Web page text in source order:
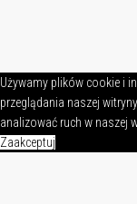
Używamy plików cookie i
przeglądania naszej
analizować ruch w naszej
Zaakceptuj